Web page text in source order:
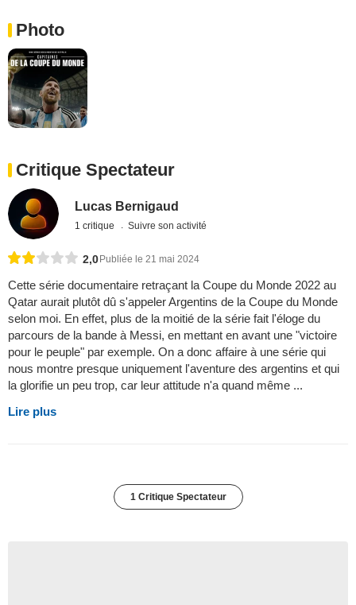
Photo
Critique Spectateur
Lucas Bernigaud
1 critique Suivre son activité
2,0Publiée le 21 mai 2024
Cette série documentaire retraçant la Coupe du Monde 2022 au
Qatar aurait plutôt dû s'appeler Argentins de la Coupe du Monde
selon moi. En effet, plus de la moitié de la série fait l'éloge du
parcours de la bande à Messi, en mettant en avant une "victoire
pour le peuple" par exemple. On a donc affaire à une série qui
nous montre presque uniquement l'aventure des argentins et qui
la glorifie un peu trop, car leur attitude n'a quand même ...
Lire plus
1 Critique Spectateur